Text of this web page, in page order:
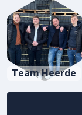
Team Heerde